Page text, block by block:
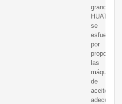
grano,
HUATAI
se
esfuerza
por
las
máquinas
de
aceite
adecuadas